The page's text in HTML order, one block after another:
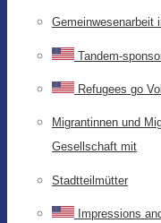
Gemeinwesenarbeit
Tandem-
Refugees go
Migrantinnen und
Gesellschaft mit
Stadtteilmütter
Impressions